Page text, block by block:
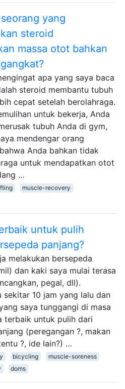
yang
steroid
massa otot bahkan
apa yang saya baca
steroid membantu tubuh
cepat setelah berolahraga.
untuk bekerja, Anda
tubuh Anda di gym,
mendengar orang
Anda bahkan tidak
untuk mendapatkan otot
…
muscle-recovery
untuk pulih
panjang?
melakukan bersepeda
dan kaki saya mulai terasa
pegal, dll).
sekitar 10 jam yang lalu dan
saya tunggangi di masa
terbaik untuk pulih dari
(peregangan ?, makan
?, ide lain?) …
bicycling
muscle-soreness
doms